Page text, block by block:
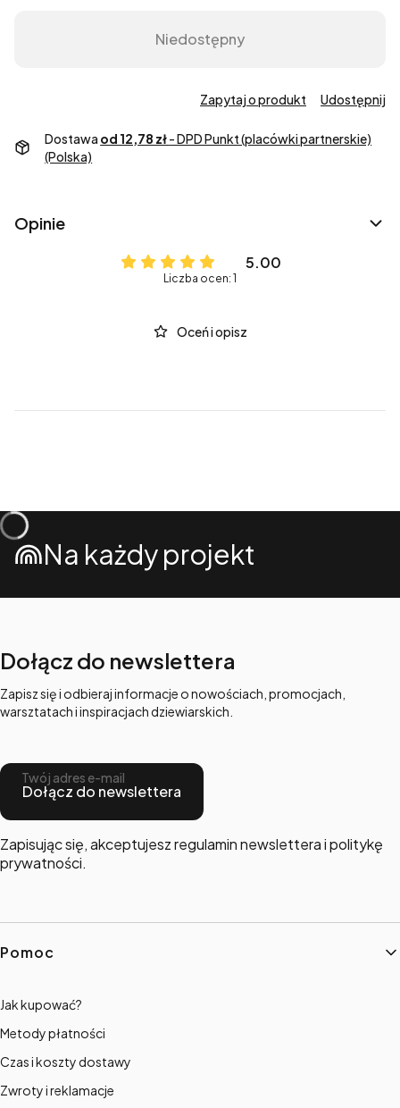
Niedostępny
Zapytaj o produkt Udostępnij
Dostawa od 12,78 zł- DPD Punkt (placówki partnerskie)
(Polska)
Opinie
5.00
Liczba ocen: 1
Oceń i opisz
Na każdy projekt
Dołącz do newslettera
Zapisz się i odbieraj informacje o nowościach, promocjach,
warsztatach i inspiracjach dziewiarskich.
Twój adres e-mail
Dołącz do newslettera
Zapisując się, akceptujesz regulamin newslettera i politykę
prywatności.
Linki w stopce
Pomoc
Jak kupować?
Metody płatności
Czas i koszty dostawy
Zwroty i reklamacje